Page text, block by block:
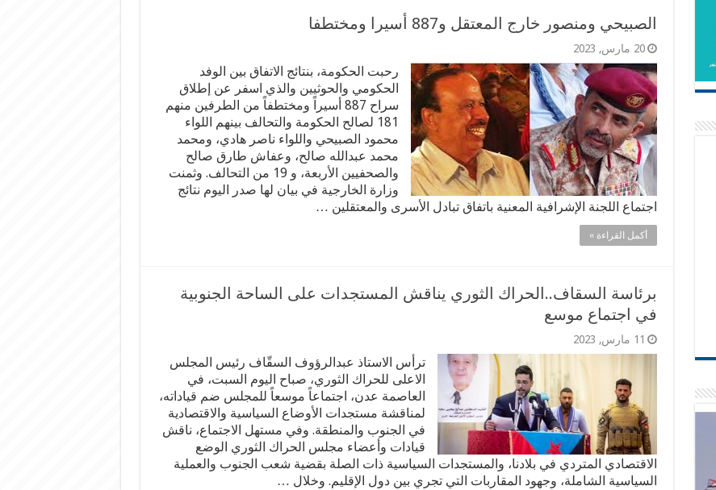
الصبيحي ومنصور خارج المعتقل و887 أسيرا ومختطفا
20 مارس, 2023
رحبت الحكومة، بنتائج الاتفاق بين الوفد
الحكومي والحوثيين والذي اسفر عن إطلاق
سراح 887 أسيراً ومختطفاً من الطرفين منهم
181 لصالح الحكومة والتحالف بينهم اللواء
محمود الصبيحي واللواء ناصر هادي، ومحمد
محمد عبدالله صالح، وعفاش طارق صالح
والصحفيين الأربعة، و 19 من التحالف. وثمنت
وزارة الخارجية في بيان لها صدر اليوم نتائج
اجتماع اللجنة الإشرافية المعنية باتفاق تبادل الأسرى والمعتقلين …
أكمل القراءة »
برئاسة السقاف..الحراك الثوري يناقش المستجدات على الساحة الجنوبية
في اجتماع موسع
11 مارس, 2023
ترأس الاستاذ عبدالرؤوف السقّاف رئيس المجلس
الاعلى للحراك الثوري، صباح اليوم السبت، في
العاصمة عدن، اجتماعاً موسعاً للمجلس ضم قياداته،
لمناقشة مستجدات الأوضاع السياسية والاقتصادية
في الجنوب والمنطقة. وفي مستهل الاجتماع، ناقش
قيادات وأعضاء مجلس الحراك الثوري الوضع
الاقتصادي المتردي في بلادنا، والمستجدات السياسية ذات الصلة بقضية شعب الجنوب والعملية
السياسية الشاملة، وجهود المقاربات التي تجري بين دول الإقليم. وخلال …